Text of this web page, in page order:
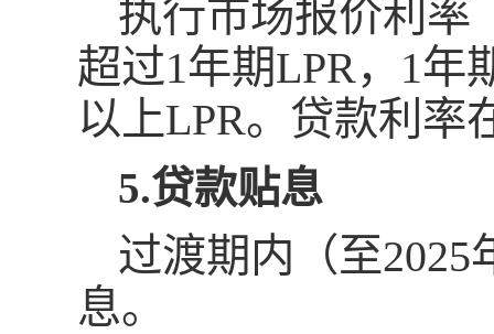
执行市场报价利率
超过1年期LPR，1年
以上LPR。贷款利率
5.贷款贴息
过渡期内（至2025
息。